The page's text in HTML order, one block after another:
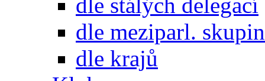
dle stálých delegací
dle meziparl. skupin
dle krajů